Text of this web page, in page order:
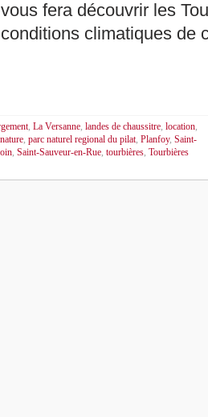
vous fera découvrir les
conditions climatiques de
La Versanne landes de chaussitre location
nature parc naturel regional du pilat Planfoy, Saint-
Saint-Sauveur-en-Rue tourbières Tourbières